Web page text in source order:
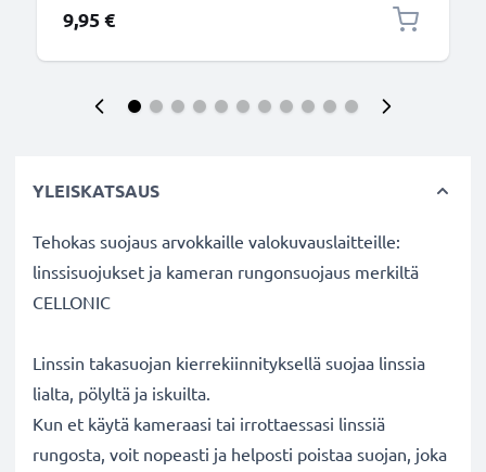
9,95 €
YLEISKATSAUS
Tehokas suojaus arvokkaille valokuvauslaitteille:
linssisuojukset ja kameran rungonsuojaus merkiltä
CELLONIC
Linssin takasuojan kierrekiinnityksellä suojaa linssia
lialta, pölyltä ja iskuilta.
Kun et käytä kameraasi tai irrottaessasi linssiä
rungosta, voit nopeasti ja helposti poistaa suojan, joka